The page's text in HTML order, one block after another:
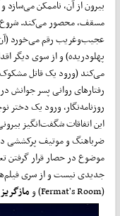
بیرون از آن، ناممکن می‌سازد
مسقف، محصور می‌کند. شروع
عجیب‌وغریب رقم می‌خورد
پهلودریده) و از سوی دیگر
می‌کند (ورود یک قاتل
رفتارهای روانی پسر جوانش
روزنامه‌نگار، ورود یک دختر
این اتفاقات شگفت‌انگیز
ضرباهنگ و موتیف پرکششی
موضوع در حصار قرار گرفتن
جدیدی نیست و از سری
مازگریز (